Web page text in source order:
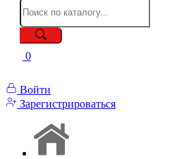
0
Войти
Зарегистрироваться